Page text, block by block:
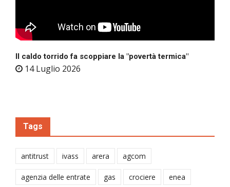
Il caldo torrido fa scoppiare la "povertà termica"
14 Luglio 2026
Tags
antitrust ivass arera agcom
agenzia delle entrate gas crociere enea